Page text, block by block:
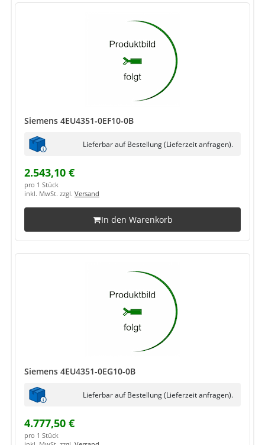
Siemens 4EU4351-0EF10-0B
Lieferbar auf Bestellung (Lieferzeit anfragen).
2.543,10 €
pro 1 Stück
inkl. MwSt. zzgl. Versand
In den Warenkorb
Siemens 4EU4351-0EG10-0B
Lieferbar auf Bestellung (Lieferzeit anfragen).
4.777,50 €
pro 1 Stück